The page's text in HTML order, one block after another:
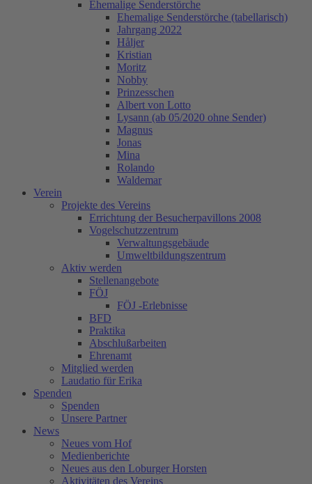
Ehemalige Senderstörche
Ehemalige Senderstörche (tabellarisch)
Jahrgang 2022
Håljer
Kristian
Moritz
Nobby
Prinzesschen
Albert von Lotto
Lysann (ab 05/2020 ohne Sender)
Magnus
Jonas
Mina
Rolando
Waldemar
Verein
Projekte des Vereins
Errichtung der Besucherpavillons 2008
Vogelschutzzentrum
Verwaltungsgebäude
Umweltbildungszentrum
Aktiv werden
Stellenangebote
FÖJ
FÖJ -Erlebnisse
BFD
Praktika
Abschlußarbeiten
Ehrenamt
Mitglied werden
Laudatio für Erika
Spenden
Spenden
Unsere Partner
News
Neues vom Hof
Medienberichte
Neues aus den Loburger Horsten
Aktivitäten des Vereins